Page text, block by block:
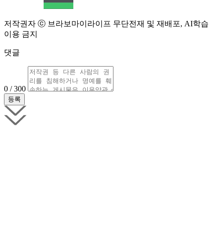
저작권자 ⓒ 브라보마이라이프 무단전재 및 재배포, AI학습
이용 금지
댓글
0 / 300